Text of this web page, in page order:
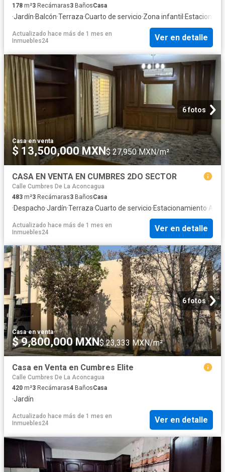
178 m²3 Recámaras3 BañosCasa
·Jardín·Balcón·Terraza·Cuarto de servicio·Zona infantil ·
Actualizado hace más de 1 mes en
Inmuebles24
Ver en detalle
6 fotos
Casa·en venta
$ 13,500,000 MXN$ 27,950 MXN/m²
CASA EN VENTA EN CUMBRES 2DO SECTOR
Calle Cumbres De La Aconcagua
483 m²3 Recámaras3 BañosCasa
·Despacho·Jardín·Terraza·Cuarto de servicio·Estacionamiento·
Actualizado hace más de 1 mes en
Inmuebles24
Ver en detalle
6 fotos
Casa·en venta
$ 9,800,000 MXN$ 23,333 MXN/m²
Casa en Venta en Cumbres Elite
Calle Cumbres De La Aconcagua
420 m²3 Recámaras4 BañosCasa
·Jardín
Actualizado hace más de 1 mes en
Inmuebles24
Ver en detalle